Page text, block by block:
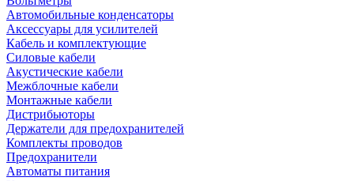
Автомобильные конденсаторы
Аксессуары для усилителей
Кабель и комплектующие
Силовые кабели
Акустические кабели
Межблочные кабели
Монтажные кабели
Дистрибьюторы
Держатели для предохранителей
Комплекты проводов
Предохранители
Автоматы питания